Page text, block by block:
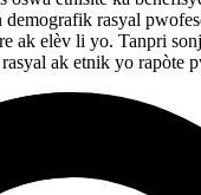
rasyal
ak elèv li yo. Tanpri
ak etnik yo rapòte